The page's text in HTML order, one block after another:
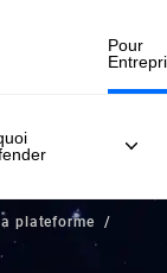
30 juillet .
Pour
plateforme